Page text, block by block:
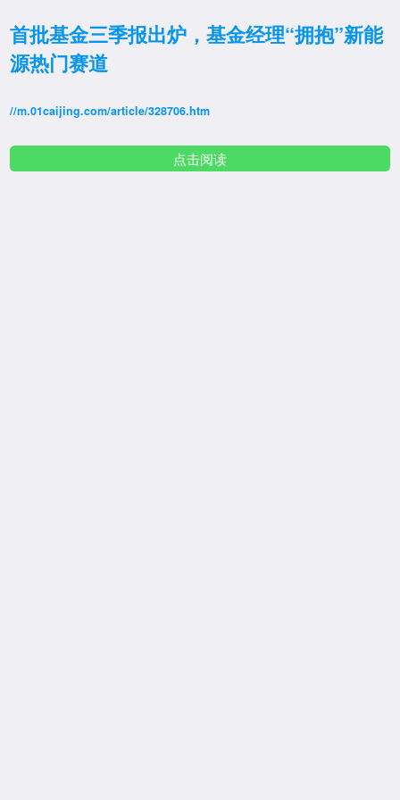
首批基金三季报出炉，基金经理“拥抱”新能
源热门赛道
//m.01caijing.com/article/328706.htm
点击阅读